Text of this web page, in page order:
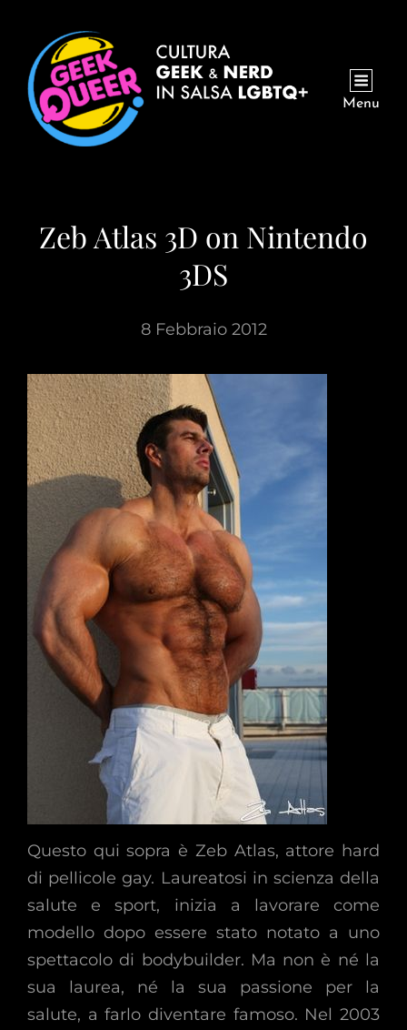
Menu
Zeb Atlas 3D on Nintendo
3DS
8 Febbraio 2012
Questo qui sopra è Zeb Atlas, attore hard
di pellicole gay. Laureatosi in scienza della
salute e sport, inizia a lavorare come
modello dopo essere stato notato a uno
spettacolo di bodybuilder. Ma non è né la
sua laurea, né la sua passione per la
salute, a farlo diventare famoso. Nel 2003